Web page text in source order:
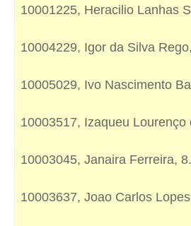
10001225, Heracilio Lanhas
10004229, Igor da Silva
10005029, Ivo Nascimento
10003517, Izaqueu
10003045, Janaira Ferreira,
10003637, Joao Carlos